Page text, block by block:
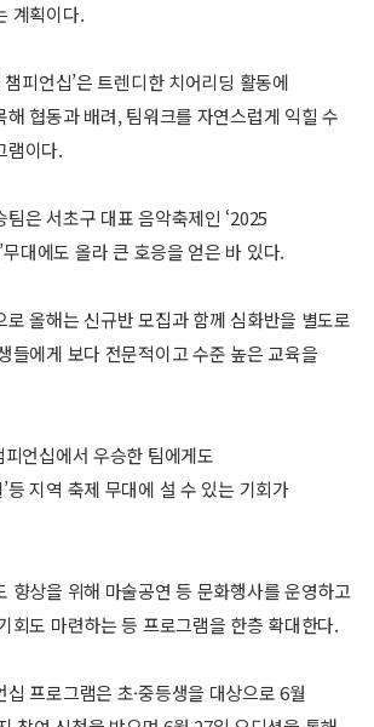
계획이다.
피언십’은 트렌디한 치어리딩 활동에
해 협동과 배려, 팀워크를 자연스럽게 익힐 수
램이다.
은 서초구 대표 음악축제인 ‘2025
대에도 올라 큰 호응을 얻은 바 있다.
로 올해는 신규반 모집과 함께 심화반을 별도로
들에게 보다 전문적이고 수준 높은 교육을
언십에서 우승한 팀에게도
등 지역 축제 무대에 설 수 있는 기회가
향상을 위해 마술공연 등 문화행사를 운영하고
회도 마련하는 등 프로그램을 한층 확대한다.
프로그램은 초·중등생을 대상으로 6월